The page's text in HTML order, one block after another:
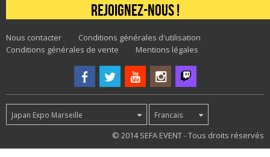
Rejoignez-nous !
Nous contacter
Conditions générales d'utilisation
Conditions générales de vente
Mentions légales
Japan Expo Marseille Francais
© 2014 SEFA EVENT - Tous droits réservés